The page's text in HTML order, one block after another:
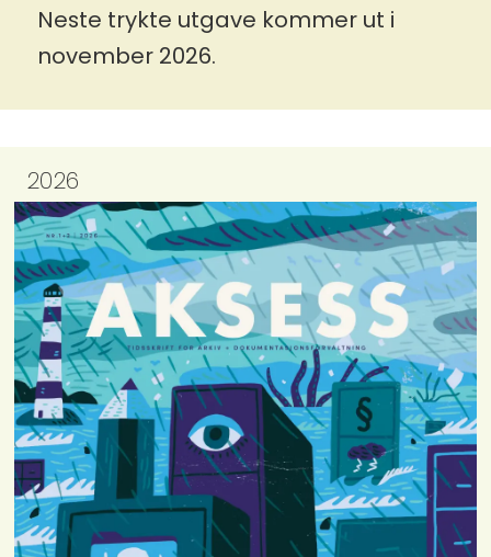
Neste trykte utgave kommer ut i
november 2026.
2026